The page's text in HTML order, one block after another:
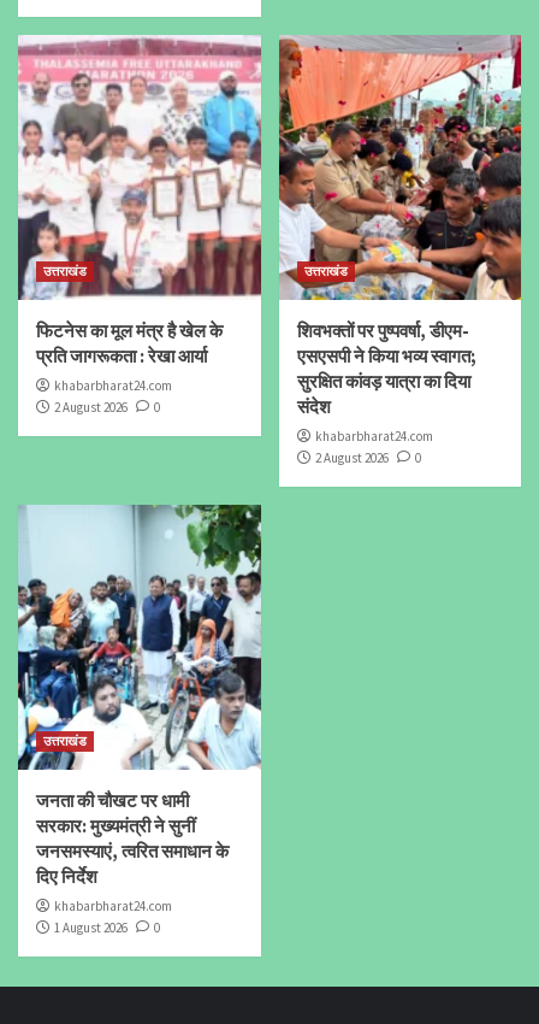
उत्तराखंड
फिटनेस का मूल मंत्र है खेल के
प्रति जागरूकता : रेखा आर्या
khabarbharat24.com
2 August 2026
0
उत्तराखंड
शिवभक्तों पर पुष्पवर्षा, डीएम-
एसएसपी ने किया भव्य स्वागत;
सुरक्षित कांवड़ यात्रा का दिया
संदेश
khabarbharat24.com
2 August 2026
0
उत्तराखंड
जनता की चौखट पर धामी
सरकार: मुख्यमंत्री ने सुनीं
जनसमस्याएं, त्वरित समाधान के
दिए निर्देश
khabarbharat24.com
1 August 2026
0